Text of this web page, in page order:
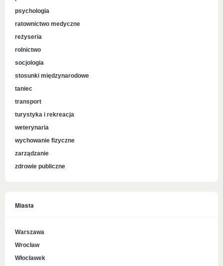
psychologia
ratownictwo medyczne
reżyseria
rolnictwo
socjologia
stosunki międzynarodowe
taniec
transport
turystyka i rekreacja
weterynaria
wychowanie fizyczne
zarządzanie
zdrowie publiczne
Miasta
Warszawa
Wrocław
Włocławek